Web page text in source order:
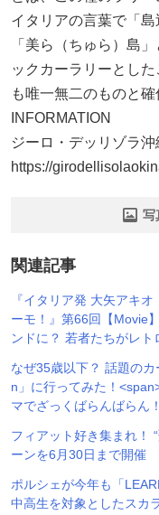
イタリアの言葉で「島
「美ら（ちゅら）島
ックカーラリーとし
も唯一無二のものと確
INFORMATION
ジーロ・デッリゾラ
https://
写
関連記事
『イタリア発 大矢アキ
ーモ！』第66回【Movie
ンドに？ 若者たちがレ
なぜ35歳以下？ 話題の
n」に行ってみた！
マでざっくばらんばらん
フィアット好き集まれ！
ーンを6月30日まで開催
ポルシェが今年も「
中高生を対象としたスカ